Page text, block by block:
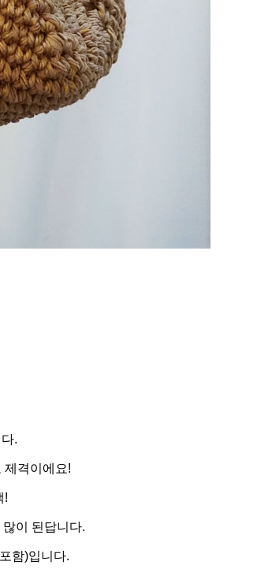
.
제격이에요!
!
이 된답니다.
함)입니다.